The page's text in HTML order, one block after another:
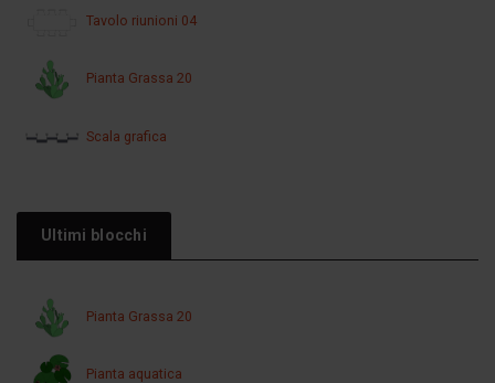
Tavolo riunioni 04
Pianta Grassa 20
Scala grafica
Ultimi blocchi
Pianta Grassa 20
Pianta aquatica